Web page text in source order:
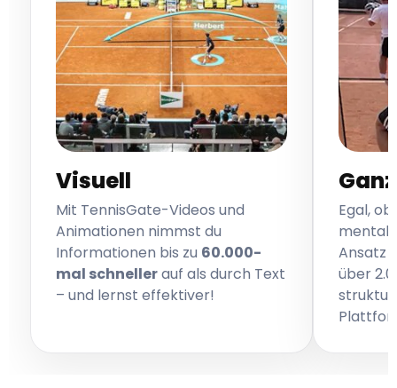
Visuell
Mit TennisGate-Videos und
Animationen nimmst du
Informationen bis zu 60.000-
mal schnellerauf als durch Text
– und lernst effektiver!
Egal,
Ansatz
über